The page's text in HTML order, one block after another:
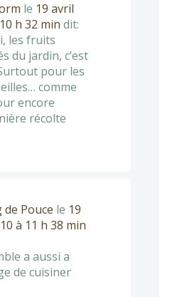
le 19 avril
h 32 min dit:
les fruits
du jardin, c’est
pour les
comme
encore
récolte
de Pouce le 19
à 11 h 38 min
a aussi a
de cuisiner